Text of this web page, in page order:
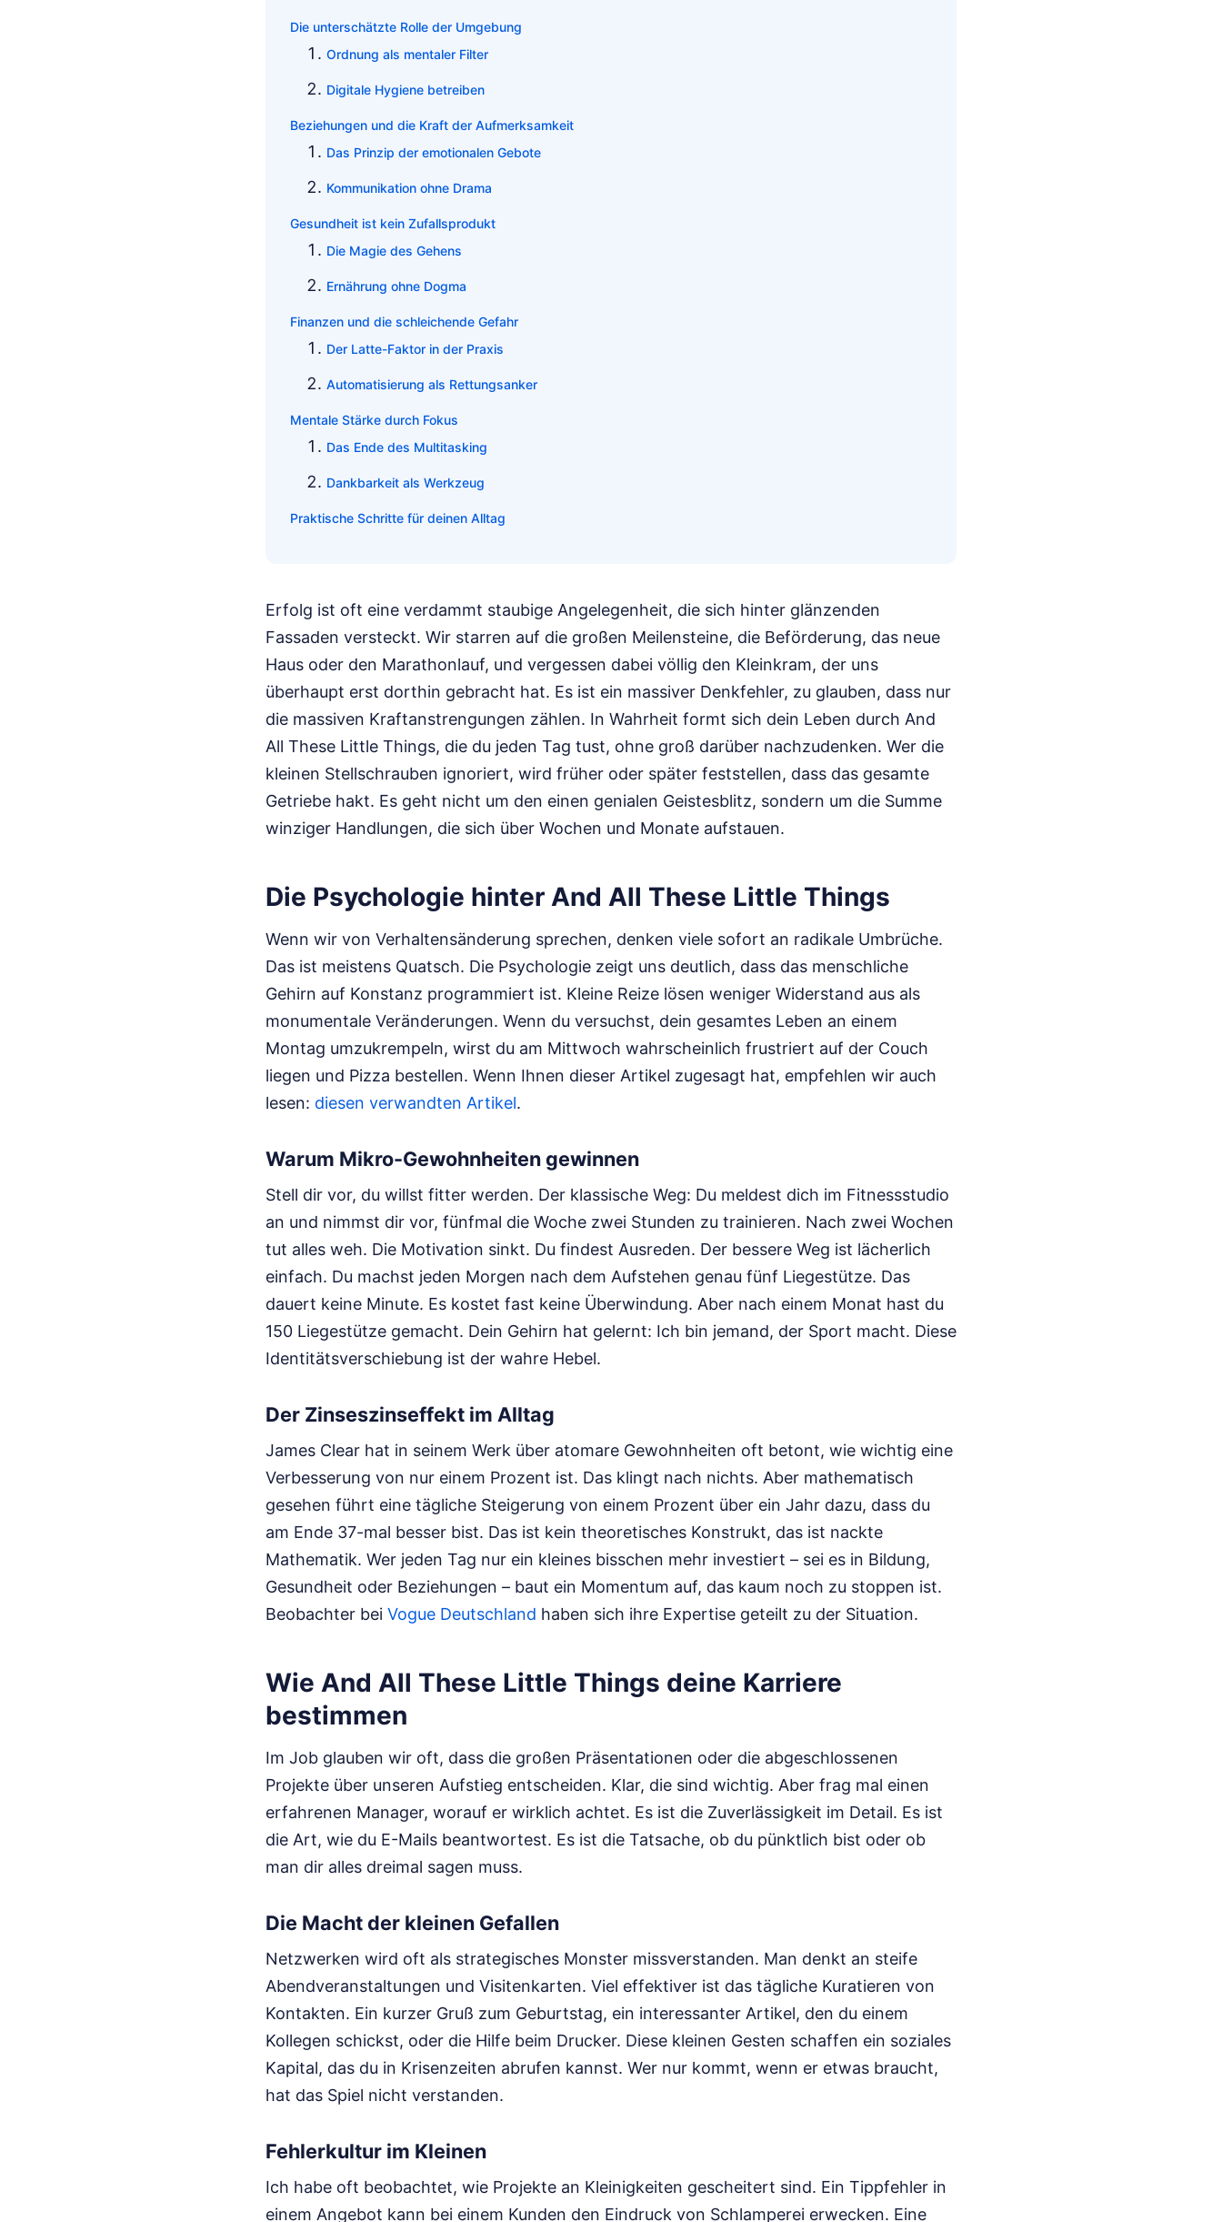
Die unterschätzte Rolle der Umgebung
Ordnung als mentaler Filter
Digitale Hygiene betreiben
Beziehungen und die Kraft der Aufmerksamkeit
Das Prinzip der emotionalen Gebote
Kommunikation ohne Drama
Gesundheit ist kein Zufallsprodukt
Die Magie des Gehens
Ernährung ohne Dogma
Finanzen und die schleichende Gefahr
Der Latte-Faktor in der Praxis
Automatisierung als Rettungsanker
Mentale Stärke durch Fokus
Das Ende des Multitasking
Dankbarkeit als Werkzeug
Praktische Schritte für deinen Alltag
Erfolg ist oft eine verdammt staubige Angelegenheit, die sich hinter glänzenden
Fassaden versteckt. Wir starren auf die großen Meilensteine, die Beförderung, das neue
Haus oder den Marathonlauf, und vergessen dabei völlig den Kleinkram, der uns
überhaupt erst dorthin gebracht hat. Es ist ein massiver Denkfehler, zu glauben, dass nur
die massiven Kraftanstrengungen zählen. In Wahrheit formt sich dein Leben durch And
All These Little Things, die du jeden Tag tust, ohne groß darüber nachzudenken. Wer die
kleinen Stellschrauben ignoriert, wird früher oder später feststellen, dass das gesamte
Getriebe hakt. Es geht nicht um den einen genialen Geistesblitz, sondern um die Summe
winziger Handlungen, die sich über Wochen und Monate aufstauen.
Die Psychologie hinter And All These Little Things
Wenn wir von Verhaltensänderung sprechen, denken viele sofort an radikale Umbrüche.
Das ist meistens Quatsch. Die Psychologie zeigt uns deutlich, dass das menschliche
Gehirn auf Konstanz programmiert ist. Kleine Reize lösen weniger Widerstand aus als
monumentale Veränderungen. Wenn du versuchst, dein gesamtes Leben an einem
Montag umzukrempeln, wirst du am Mittwoch wahrscheinlich frustriert auf der Couch
liegen und Pizza bestellen. Wenn Ihnen dieser Artikel zugesagt hat, empfehlen wir auch
lesen: diesen verwandten Artikel.
Warum Mikro-Gewohnheiten gewinnen
Stell dir vor, du willst fitter werden. Der klassische Weg: Du meldest dich im Fitnessstudio
an und nimmst dir vor, fünfmal die Woche zwei Stunden zu trainieren. Nach zwei Wochen
tut alles weh. Die Motivation sinkt. Du findest Ausreden. Der bessere Weg ist lächerlich
einfach. Du machst jeden Morgen nach dem Aufstehen genau fünf Liegestütze. Das
dauert keine Minute. Es kostet fast keine Überwindung. Aber nach einem Monat hast du
150 Liegestütze gemacht. Dein Gehirn hat gelernt: Ich bin jemand, der Sport macht. Diese
Identitätsverschiebung ist der wahre Hebel.
Der Zinseszinseffekt im Alltag
James Clear hat in seinem Werk über atomare Gewohnheiten oft betont, wie wichtig eine
Verbesserung von nur einem Prozent ist. Das klingt nach nichts. Aber mathematisch
gesehen führt eine tägliche Steigerung von einem Prozent über ein Jahr dazu, dass du
am Ende 37-mal besser bist. Das ist kein theoretisches Konstrukt, das ist nackte
Mathematik. Wer jeden Tag nur ein kleines bisschen mehr investiert – sei es in Bildung,
Gesundheit oder Beziehungen – baut ein Momentum auf, das kaum noch zu stoppen ist.
Beobachter bei Vogue Deutschland haben sich ihre Expertise geteilt zu der Situation.
Wie And All These Little Things deine Karriere
bestimmen
Im Job glauben wir oft, dass die großen Präsentationen oder die abgeschlossenen
Projekte über unseren Aufstieg entscheiden. Klar, die sind wichtig. Aber frag mal einen
erfahrenen Manager, worauf er wirklich achtet. Es ist die Zuverlässigkeit im Detail. Es ist
die Art, wie du E-Mails beantwortest. Es ist die Tatsache, ob du pünktlich bist oder ob
man dir alles dreimal sagen muss.
Die Macht der kleinen Gefallen
Netzwerken wird oft als strategisches Monster missverstanden. Man denkt an steife
Abendveranstaltungen und Visitenkarten. Viel effektiver ist das tägliche Kuratieren von
Kontakten. Ein kurzer Gruß zum Geburtstag, ein interessanter Artikel, den du einem
Kollegen schickst, oder die Hilfe beim Drucker. Diese kleinen Gesten schaffen ein soziales
Kapital, das du in Krisenzeiten abrufen kannst. Wer nur kommt, wenn er etwas braucht,
hat das Spiel nicht verstanden.
Fehlerkultur im Kleinen
Ich habe oft beobachtet, wie Projekte an Kleinigkeiten gescheitert sind. Ein Tippfehler in
einem Angebot kann bei einem Kunden den Eindruck von Schlamperei erwecken. Eine